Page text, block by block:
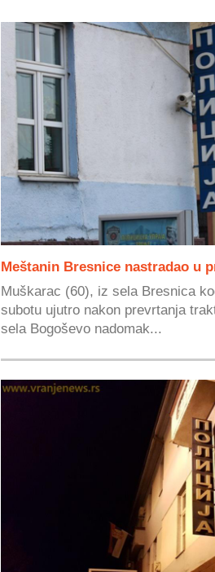
Meštanin Bresnice nastradao u
Muškarac (60), iz sela Bresnica
subotu ujutro nakon prevrtanja
sela Bogoševo nadomak...